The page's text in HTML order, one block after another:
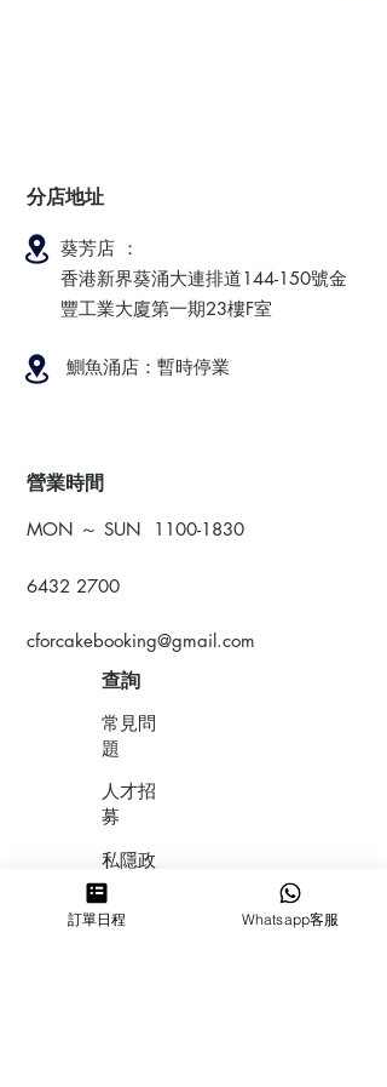
分店地址
葵芳店 ：
香港新界葵涌大連排道144-150號金
豐工業大廈第一期23樓F室
鰂魚涌店：暫時停業
​營業時間
MON ～ SUN 1100-1830
6432 2700
cforcakebooking@gmail.com
查詢
常見問
題
人才招
募
私隱政
策
​積分計
訂單日程 Whatsapp客服